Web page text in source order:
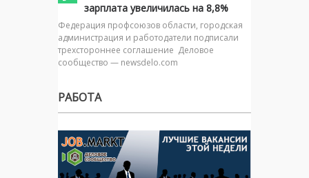
зарплата увеличилась на 8,8%
Федерация профсоюзов области, городская
администрация и работодатели подписали
трехстороннее соглашение Деловое
сообщество — newsdelo.com
РАБОТА